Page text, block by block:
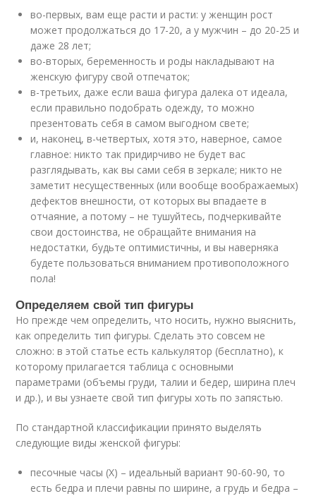
во-первых, вам еще расти и расти: у женщин рост
может продолжаться до 17-20, а у мужчин – до 20-25 и
даже 28 лет;
во-вторых, беременность и роды накладывают на
женскую фигуру свой отпечаток;
в-третьих, даже если ваша фигура далека от идеала,
если правильно подобрать одежду, то можно
презентовать себя в самом выгодном свете;
и, наконец, в-четвертых, хотя это, наверное, самое
главное: никто так придирчиво не будет вас
разглядывать, как вы сами себя в зеркале; никто не
заметит несущественных (или вообще воображаемых)
дефектов внешности, от которых вы впадаете в
отчаяние, а потому – не тушуйтесь, подчеркивайте
свои достоинства, не обращайте внимания на
недостатки, будьте оптимистичны, и вы наверняка
будете пользоваться вниманием противоположного
пола!
Определяем свой тип фигуры
Но прежде чем определить, что носить, нужно выяснить,
как определить тип фигуры. Сделать это совсем не
сложно: в этой статье есть калькулятор (бесплатно), к
которому прилагается таблица с основными
параметрами (объемы груди, талии и бедер, ширина плеч
и др.), и вы узнаете свой тип фигуры хоть по запястью.
По стандартной классификации принято выделять
следующие виды женской фигуры:
песочные часы (Х) – идеальный вариант 90-60-90, то
есть бедра и плечи равны по ширине, а грудь и бедра –